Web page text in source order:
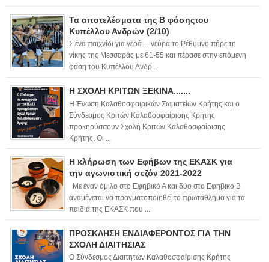
Τα αποτελέσματα της Β φάσηςτου
Κυπέλλου Ανδρών (2/10)
Σ ένα παιχνίδι για γερά… νεύρα το Ρέθυμνο πήρε τη
νίκης της Μεσσαράς με 61-55 και πέρασε στην επόμενη
φάση του Κυπέλλου Ανδρ...
Η ΣΧΟΛΗ ΚΡΙΤΩΝ ΞΕΚΙΝΑ.......
Η Ένωση Καλαθοσφαιρικών Σωματείων Κρήτης και ο
Σύνδεσμος Κριτών Καλαθοσφαίρισης Κρήτης
προκηρύσσουν Σχολή Κριτών Καλαθοσφαίρισης
Κρήτης. Οι ...
Η κλήρωση των Εφήβων της ΕΚΑΣΚ για
την αγωνιστική σεζόν 2021-2022
Με έναν όμιλο στο Εφηβικό Α και δύο στο Εφηβικό Β
αναμένεται να πραγματοποιηθεί το πρωτάθλημα για τα
παιδιά της ΕΚΑΣΚ που ...
ΠΡΟΣΚΛΗΣΗ ΕΝΔΙΑΦΕΡΟΝΤΟΣ ΓΙΑ ΤΗΝ
ΣΧΟΛΗ ΔΙΑΙΤΗΣΙΑΣ
Ο Σύνδεσμος Διαιτητών Καλαθοσφαίρισης Κρήτης